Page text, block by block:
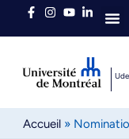
Accueil »